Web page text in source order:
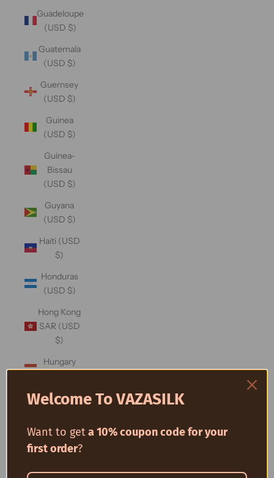
Guadeloupe
(USD $)
Guatemala
(USD $)
Guernsey
(USD $)
Guinea
(USD $)
Guinea-
Bissau
(USD $)
Guyana
(USD $)
Haiti (USD
$)
Honduras
(USD $)
Hong Kong
SAR (USD
$)
Hungary
Iceland
India (USD
$)
Welcome To VAZASILK
Want to geta 10% coupon code for your
first order?